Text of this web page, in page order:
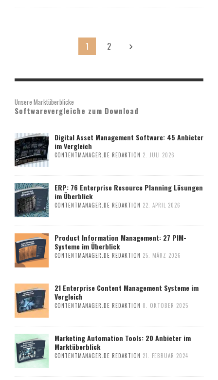
1 2
Unsere Marktüberblicke
Softwarevergleiche zum Download
Digital Asset Management Software: 45 Anbieter
im Vergleich
CONTENTMANAGER.DE REDAKTION 2. JULI 2026
ERP: 76 Enterprise Resource Planning Lösungen
im Überblick
CONTENTMANAGER.DE REDAKTION 22. APRIL 2026
Product Information Management: 27 PIM-
Systeme im Überblick
CONTENTMANAGER.DE REDAKTION 25. MÄRZ 2026
21 Enterprise Content Management Systeme im
Vergleich
CONTENTMANAGER.DE REDAKTION 8. OKTOBER 2025
Marketing Automation Tools: 20 Anbieter im
Marktüberblick
CONTENTMANAGER.DE REDAKTION 21. FEBRUAR 2024